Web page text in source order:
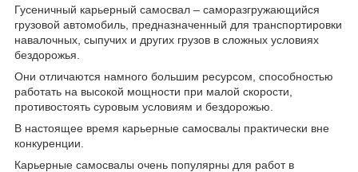
Гусеничный карьерный самосвал – саморазгружающийся
грузовой автомобиль, предназначенный для транспортировки
навалочных, сыпучих и других грузов в сложных условиях
бездорожья.
Они отличаются намного большим ресурсом, способностью
работать на высокой мощности при малой скорости,
противостоять суровым условиям и бездорожью.
В настоящее время карьерные самосвалы практически вне
конкуренции.
Карьерные самосвалы очень популярны для работ в